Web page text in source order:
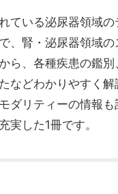
ている泌尿器領域の
、腎・泌尿器領域の
ら、各種疾患の鑑別
などわかりやすく解
ダリティーの情報も
実した1冊です。